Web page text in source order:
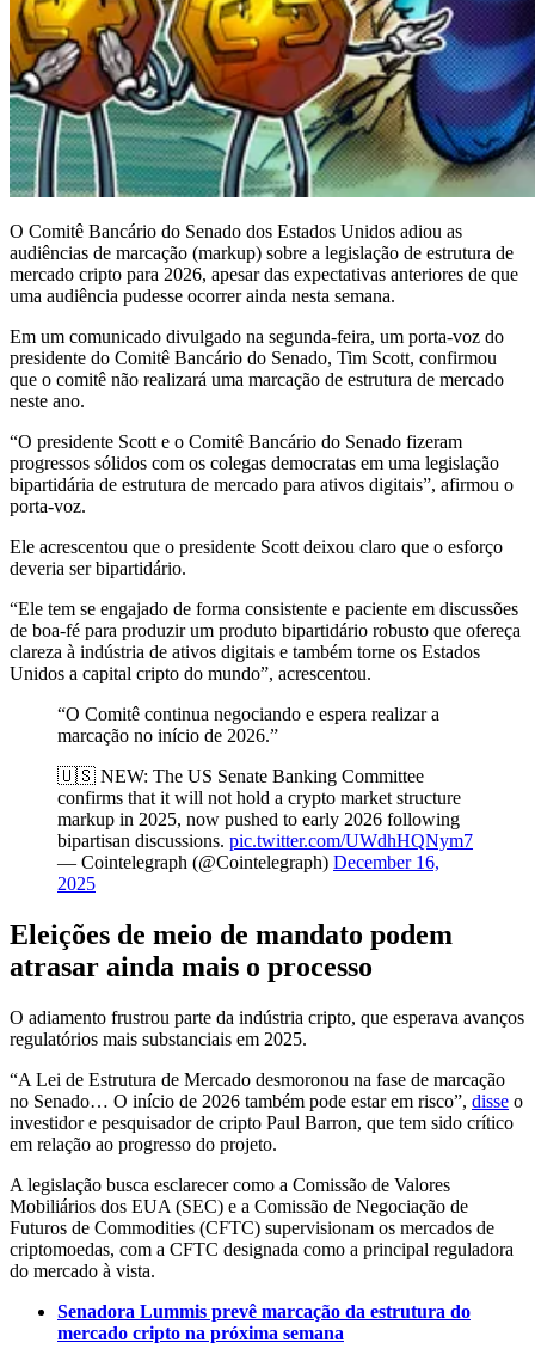
O Comitê Bancário do Senado dos Estados Unidos adiou as
audiências de marcação (markup) sobre a legislação de estrutura de
mercado cripto para 2026, apesar das expectativas anteriores de que
uma audiência pudesse ocorrer ainda nesta semana.
Em um comunicado divulgado na segunda-feira, um porta-voz do
presidente do Comitê Bancário do Senado, Tim Scott, confirmou
que o comitê não realizará uma marcação de estrutura de mercado
neste ano.
“O presidente Scott e o Comitê Bancário do Senado fizeram
progressos sólidos com os colegas democratas em uma legislação
bipartidária de estrutura de mercado para ativos digitais”, afirmou o
porta-voz.
Ele acrescentou que o presidente Scott deixou claro que o esforço
deveria ser bipartidário.
“Ele tem se engajado de forma consistente e paciente em discussões
de boa-fé para produzir um produto bipartidário robusto que ofereça
clareza à indústria de ativos digitais e também torne os Estados
Unidos a capital cripto do mundo”, acrescentou.
“O Comitê continua negociando e espera realizar a
marcação no início de 2026.”
🇺🇸 NEW: The US Senate Banking Committee
confirms that it will not hold a crypto market structure
markup in 2025, now pushed to early 2026 following
bipartisan discussions. pic.twitter.com/UWdhHQNym7
— Cointelegraph (@Cointelegraph) December 16,
2025
Eleições de meio de mandato podem
atrasar ainda mais o processo
O adiamento frustrou parte da indústria cripto, que esperava avanços
regulatórios mais substanciais em 2025.
“A Lei de Estrutura de Mercado desmoronou na fase de marcação
no Senado… O início de 2026 também pode estar em risco”, disse o
investidor e pesquisador de cripto Paul Barron, que tem sido crítico
em relação ao progresso do projeto.
A legislação busca esclarecer como a Comissão de Valores
Mobiliários dos EUA (SEC) e a Comissão de Negociação de
Futuros de Commodities (CFTC) supervisionam os mercados de
criptomoedas, com a CFTC designada como a principal reguladora
do mercado à vista.
Senadora Lummis prevê marcação da estrutura do
mercado cripto na próxima semana